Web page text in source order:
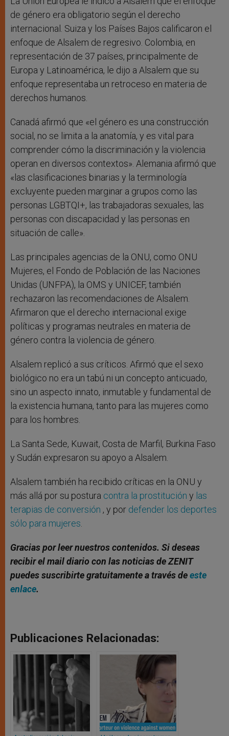
de género era obligatorio según el derecho
internacional. Suiza y los Países Bajos calificaron el
enfoque de Alsalem de regresivo. Colombia, en
representación de 37 países, principalmente de
Europa y Latinoamérica, le dijo a Alsalem que su
enfoque representaba un retroceso en materia de
derechos humanos.
Canadá afirmó que «el género es una construcción
social, no se limita a la anatomía, y es vital para
comprender cómo la discriminación y la violencia
operan en diversos contextos». Alemania afirmó que
«las clasificaciones binarias y la terminología
excluyente pueden marginar a grupos como las
personas LGBTQI+, las trabajadoras sexuales, las
personas con discapacidad y las personas en
situación de calle».
Las principales agencias de la ONU, como ONU
Mujeres, el Fondo de Población de las Naciones
Unidas (UNFPA), la OMS y UNICEF, también
rechazaron las recomendaciones de Alsalem.
Afirmaron que el derecho internacional exige
políticas y programas neutrales en materia de
género contra la violencia de género.
Alsalem replicó a sus críticos. Afirmó que el sexo
biológico no era un tabú ni un concepto anticuado,
sino un aspecto innato, inmutable y fundamental de
la existencia humana, tanto para las mujeres como
para los hombres.
La Santa Sede, Kuwait, Costa de Marfil, Burkina Faso
y Sudán expresaron su apoyo a Alsalem.
Alsalem también ha recibido críticas en la ONU y
más allá por su postura contra la prostitución y las
terapias de conversión , y por defender los deportes
sólo para mujeres
Gracias por leer nuestros contenidos. Si deseas
recibir el mail diario con las noticias de ZENIT
puedes suscribirte gratuitamente a través deeste
enlace.
Publicaciones Relacionadas: